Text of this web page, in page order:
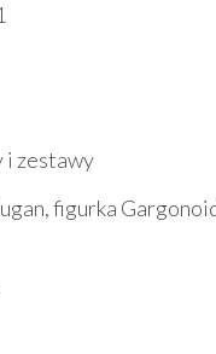
i zestawy
figurka